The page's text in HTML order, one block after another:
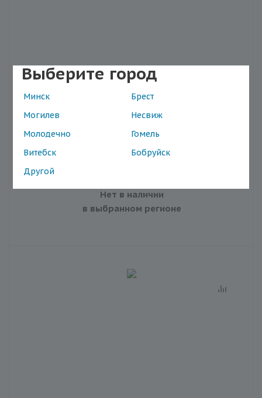
Выберите город
Минск
Брест
Могилев
Несвиж
Молодечно
Гомель
Витебск
Бобруйск
Другой
Спрей солнцезащитный для лица и тела "Moon"
SPF 60, 200 мл
Наличие в магазинах
Нет в наличии
в выбранном регионе